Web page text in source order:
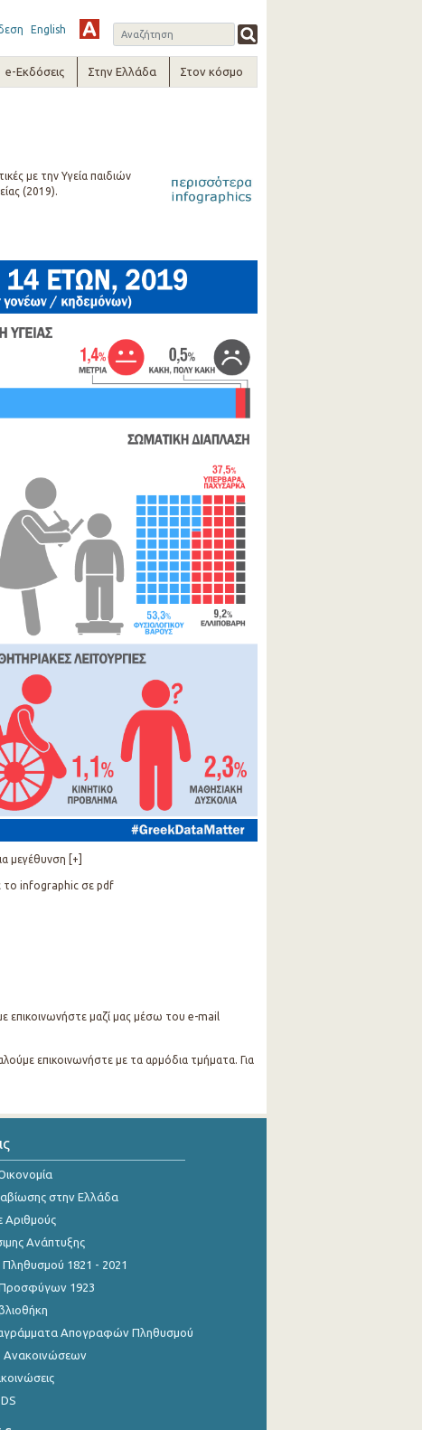
English
e-Εκδόσεις Στην Ελλάδα Στον κόσμο
με την Υγεία παιδιών
(2019).
μεγέθυνση [+]
το infographic σε pdf
επικοινωνήστε μαζί μας μέσω του e-mail
επικοινωνήστε με τα αρμόδια τμήματα. Για
στην Ελλάδα
Αριθμούς
Ανάπτυξης
1821 - 2021
1923
Απογραφών Πληθυσμού
Ανακοινώσεων